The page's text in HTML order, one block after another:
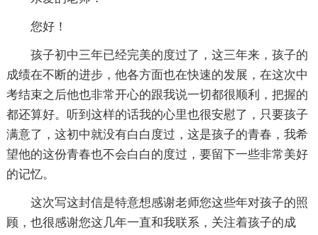
您好！
孩子初中三年已经完美的度过了，这三年来，孩子的
成绩在不断的进步，他各方面也在快速的发展，在这次中
考结束之后他也非常开心的跟我说一切都很顺利，把握的
都还算好。听到这样的话我的心里也很安慰了，只要孩子
满意了，这初中就没有白白度过，这是孩子的青春，我希
望他的这份青春也不会白白的度过，要留下一些非常美好
的记忆。
这次写这封信是特意想感谢老师您这些年对孩子的照
顾，也很感谢您这几年一直和我联系，关注着孩子的成